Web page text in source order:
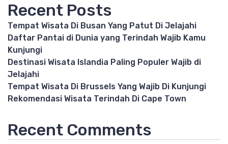
Recent Posts
Tempat Wisata Di Busan Yang Patut Di Jelajahi
Daftar Pantai di Dunia yang Terindah Wajib Kamu
Kunjungi
Destinasi Wisata Islandia Paling Populer Wajib di
Jelajahi
Tempat Wisata Di Brussels Yang Wajib Di Kunjungi
Rekomendasi Wisata Terindah Di Cape Town
Recent Comments